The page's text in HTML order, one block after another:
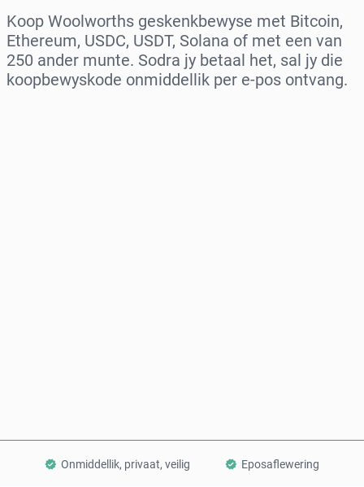
Koop Woolworths geskenkbewyse met Bitcoin,
Ethereum, USDC, USDT, Solana of met een van
250 ander munte. Sodra jy betaal het, sal jy die
koopbewyskode onmiddellik per e-pos ontvang.
Onmiddellik, privaat, veilig Eposaflewering